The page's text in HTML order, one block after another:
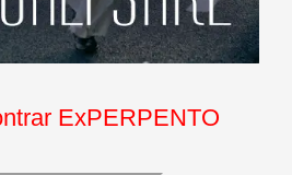
ExPERPENTO